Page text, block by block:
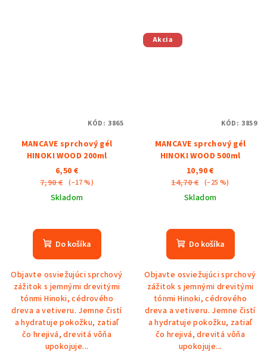
MANCAVE sprchový gél
HINOKI WOOD 200ml
6,50 €
7,90 € (–17 %)
Skladom
Do košíka
Objavte osviežujúci sprchový
zážitok s jemnými drevitými
tónmi Hinoki, cédrového
dreva a vetiveru. Jemne čistí
a hydratuje pokožku, zatiaľ
čo hrejivá, drevitá vôňa
upokojuje...
KÓD: 3865
Akcia
MANCAVE sprchový gél
HINOKI WOOD 500ml
10,90 €
14,70 € (–25 %)
Skladom
Do košíka
Objavte osviežujúci sprchový
zážitok s jemnými drevitými
tónmi Hinoki, cédrového
dreva a vetiveru. Jemne čistí
a hydratuje pokožku, zatiaľ
čo hrejivá, drevitá vôňa
upokojuje...
KÓD: 3859